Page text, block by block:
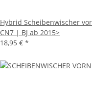
Hybrid Scheibenwischer
CN7 | BJ ab 2015>
18,95 € *